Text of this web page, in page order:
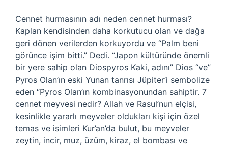
Cennet hurmasının adı neden cennet hurması?
Kaplan kendisinden daha korkutucu olan ve dağa
geri dönen verilerden korkuyordu ve “Palm beni
görünce işim bitti.” Dedi. “Japon kültüründe önemli
bir yere sahip olan Diospyros Kaki, adını” Dios “ve”
Pyros Olan’ın eski Yunan tanrısı Jüpiter’i sembolize
eden “Pyros Olan’ın kombinasyonundan sahiptir. 7
cennet meyvesi nedir? Allah ve Rasul’nun elçisi,
kesinlikle yararlı meyveler oldukları kişi için özel
temas ve isimleri Kur’an’da bulut, bu meyveler
zeytin, incir, muz, üzüm, kiraz, el bombası ve